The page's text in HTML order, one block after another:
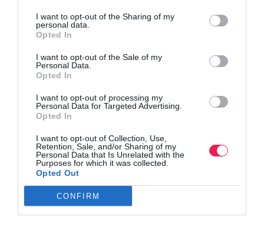
I want to opt-out of the Sharing of my
personal data.
Opted In
I want to opt-out of the Sale of my
Personal Data.
Opted In
I want to opt-out of processing my
Personal Data for Targeted Advertising.
Opted In
I want to opt-out of Collection, Use,
Retention, Sale, and/or Sharing of my
Personal Data that Is Unrelated with the
Purposes for which it was collected.
Opted Out
CONFIRM
Βρες το RUNNER!
Όλα τα Τεύχη